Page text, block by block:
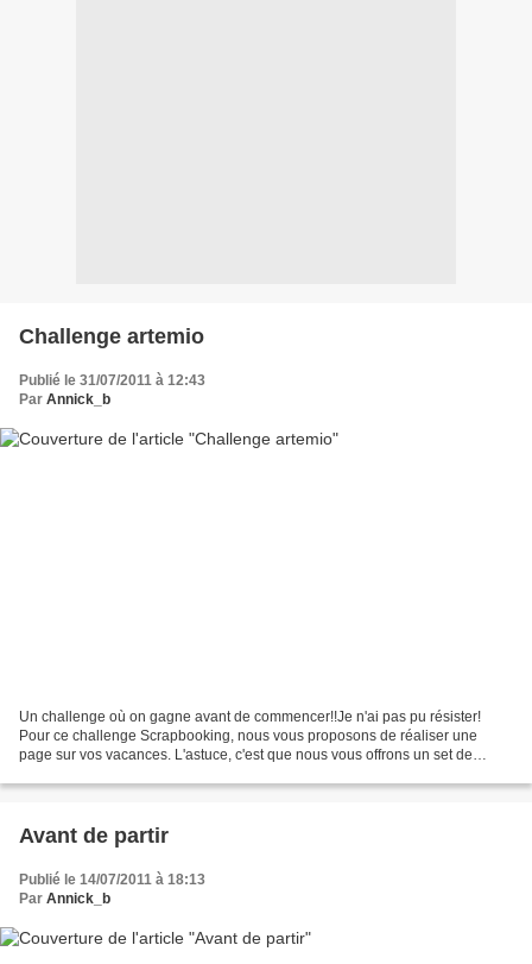
Challenge artemio
Publié le 31/07/2011 à 12:43
Par Annick_b
Un challenge où on gagne avant de commencer!!Je n'ai pas pu résister!
Pour ce challenge Scrapbooking, nous vous proposons de réaliser une
page sur vos vacances. L'astuce, c'est que nous vous offrons un set de
Avant de partir
Publié le 14/07/2011 à 18:13
Par Annick_b